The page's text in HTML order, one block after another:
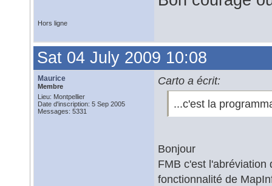
Hors ligne
Sat 04 July 2009 10:08
Maurice
Membre
Lieu: Montpellier
Date d'inscription: 5 Sep 2005
Messages: 5331
Carto a écrit:
...c'est la
Bonjour
FMB c'est l'abréviation
fonctionnalité de